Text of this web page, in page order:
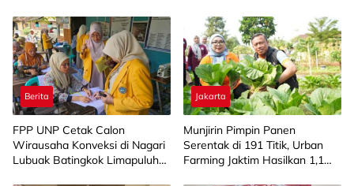
Daerah
Berita
FPP UNP Cetak Calon
Wirausaha Konveksi di Nagari
Lubuak Batingkok Limapuluh
Jakarta
Munjirin Pimpin Panen
Serentak di 191 Titik, Urban
Farming Jaktim Hasilkan 1,1